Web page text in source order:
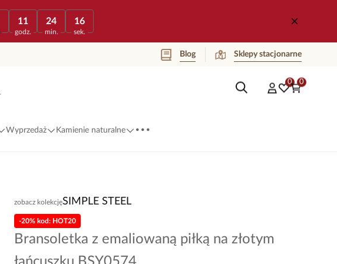
11
godz.
24
min.
16
sek.
Blog Sklepy stacjonarne
0 0
Wyprzedaż Kamienie naturalne ...
zobacz kolekcjęSIMPLE STEEL
Bransoletka z emaliowaną piłką na złotym
-20% kod: HOT20